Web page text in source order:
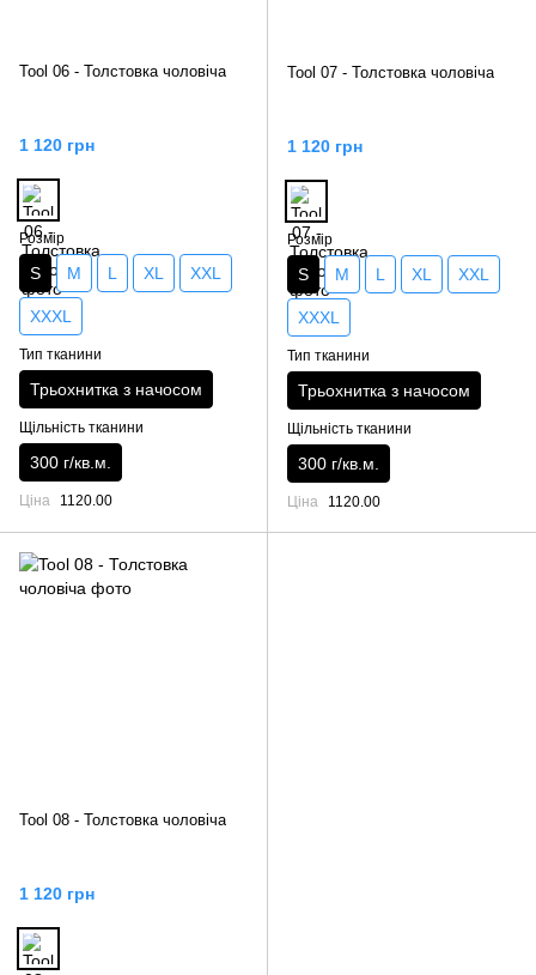
Tool 06 - Толстовка чоловіча
1 120 грн
Розмір
S M L XL XXL
XXXL
Тип тканини
Трьохнитка з начосом
Щільність тканини
300 г/кв.м.
Ціна 1120.00
Tool 07 - Толстовка чоловіча
1 120 грн
Розмір
S M L XL XXL
XXXL
Тип тканини
Трьохнитка з начосом
Щільність тканини
300 г/кв.м.
Ціна 1120.00
Tool 08 - Толстовка чоловіча
1 120 грн